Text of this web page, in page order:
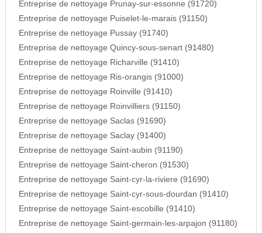
Entreprise de nettoyage Prunay-sur-essonne (91720)
Entreprise de nettoyage Puiselet-le-marais (91150)
Entreprise de nettoyage Pussay (91740)
Entreprise de nettoyage Quincy-sous-senart (91480)
Entreprise de nettoyage Richarville (91410)
Entreprise de nettoyage Ris-orangis (91000)
Entreprise de nettoyage Roinville (91410)
Entreprise de nettoyage Roinvilliers (91150)
Entreprise de nettoyage Saclas (91690)
Entreprise de nettoyage Saclay (91400)
Entreprise de nettoyage Saint-aubin (91190)
Entreprise de nettoyage Saint-cheron (91530)
Entreprise de nettoyage Saint-cyr-la-riviere (91690)
Entreprise de nettoyage Saint-cyr-sous-dourdan (91410)
Entreprise de nettoyage Saint-escobille (91410)
Entreprise de nettoyage Saint-germain-les-arpajon (91180)